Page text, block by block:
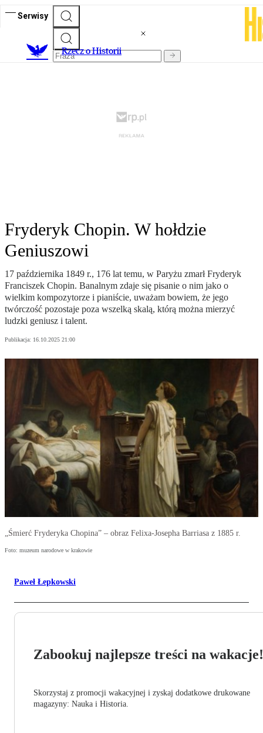
Serwisy
Rzecz o Historii
Fryderyk Chopin. W hołdzie
Geniuszowi
17 października 1849 r., 176 lat temu, w Paryżu zmarł Fryderyk
Franciszek Chopin. Banalnym zdaje się pisanie o nim jako o
wielkim kompozytorze i pianiście, uważam bowiem, że jego
twórczość pozostaje poza wszelką skalą, którą można mierzyć
ludzki geniusz i talent.
Publikacja: 16.10.2025 21:00
„Śmierć Fryderyka Chopina” – obraz Felixa-Josepha Barriasa z 1885 r.
Foto: muzeum narodowe w krakowie
Paweł Łepkowski
Zabookuj najlepsze treści na wakacje!
Skorzystaj z promocji wakacyjnej i zyskaj dodatkowe drukowane
magazyny: Nauka i Historia.